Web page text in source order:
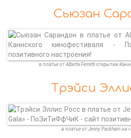
Сьюзан
в платье от Alberta Ferretti открытии
Трэйси
в платье от Jenny Packham на